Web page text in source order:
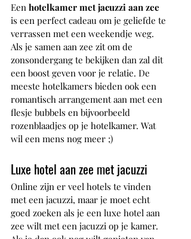
Een hotelkamer met jacuzzi aan zee
is een perfect cadeau om je geliefde te
verrassen met een weekendje weg.
Als je samen aan zee zit om de
zonsondergang te bekijken dan zal dit
een boost geven voor je relatie. De
meeste hotelkamers bieden ook een
romantisch arrangement aan met een
flesje bubbels en bijvoorbeeld
rozenblaadjes op je hotelkamer. Wat
wil een mens nog meer ;)
Luxe hotel aan zee met jacuzzi
Online zijn er veel hotels te vinden
met een jacuzzi, maar je moet echt
goed zoeken als je een luxe hotel aan
zee wilt met een jacuzzi op je kamer.